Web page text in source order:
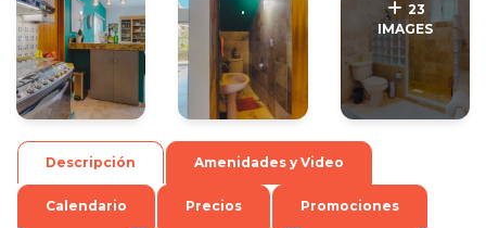
. .
23
IMAGES
Descripción Amenidades y Video
Calendario Precios Promociones